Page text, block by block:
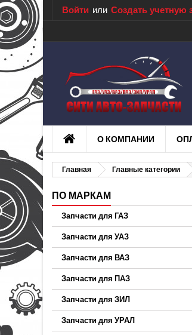
Войти или Создать учетную
О КОМПАНИИ
Главная Главные категории
ПО МАРКАМ
Запчасти для ГАЗ
Запчасти для УАЗ
Запчасти для ВАЗ
Запчасти для ПАЗ
Запчасти для ЗИЛ
Запчасти для УРАЛ